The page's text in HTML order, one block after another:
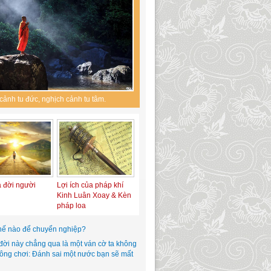
tu đức, nghịch cảnh tu tâm.
đời người
Lợi ích của pháp khí
Kinh Luân Xoay & Kèn
pháp loa
nào để chuyển nghiệp?
này chẳng qua là một ván cờ ta không
chơi: Đánh sai một nước bạn sẽ mất